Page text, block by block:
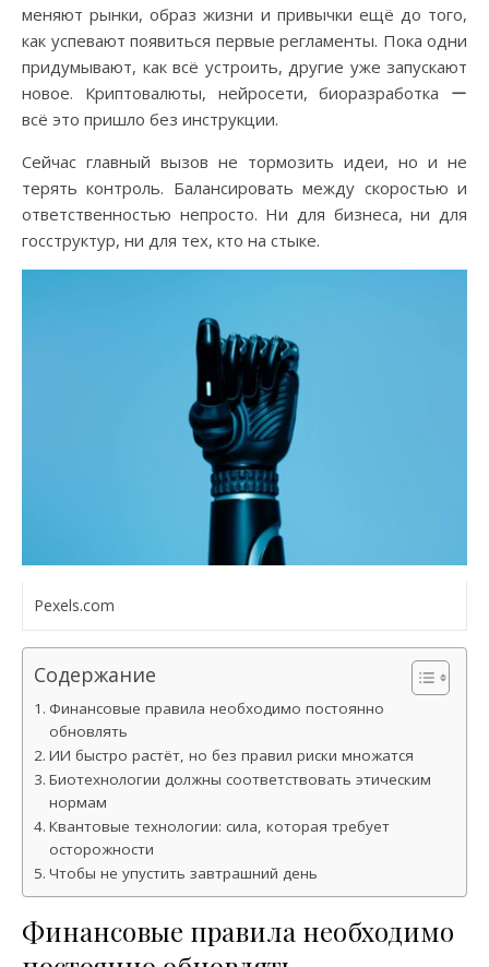
меняют рынки, образ жизни и привычки ещё до того,
как успевают появиться первые регламенты. Пока одни
придумывают, как всё устроить, другие уже запускают
новое. Криптовалюты, нейросети, биоразработка ー
всё это пришло без инструкции.
Сейчас главный вызов не тормозить идеи, но и не
терять контроль. Балансировать между скоростью и
ответственностью непросто. Ни для бизнеса, ни для
госструктур, ни для тех, кто на стыке.
Pexels.com
Содержание
Финансовые правила необходимо постоянно
обновлять
ИИ быстро растёт, но без правил риски множатся
Биотехнологии должны соответствовать этическим
нормам
Квантовые технологии: сила, которая требует
осторожности
Чтобы не упустить завтрашний день
Финансовые правила необходимо